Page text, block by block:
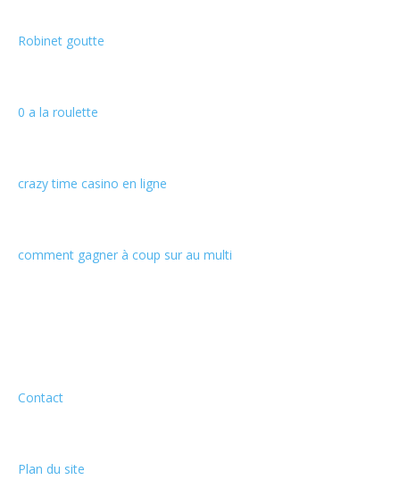
Robinet goutte
0 a la roulette
crazy time casino en ligne
comment gagner à coup sur au multi
Contact
Plan du site